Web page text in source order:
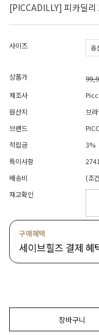
[PICCADILLY] 피카딜
사이즈
상품가
제조사
원산지
브
브랜드
적립금
3%
특이사항
배송비
(조
재고확인
구매혜택
세이브힐즈 결제 혜
장바구니